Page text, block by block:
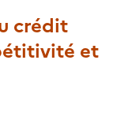
crédit
et